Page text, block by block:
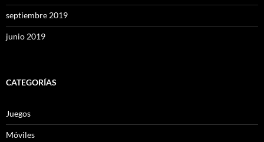
septiembre 2019
junio 2019
CATEGORÍAS
Juegos
Móviles